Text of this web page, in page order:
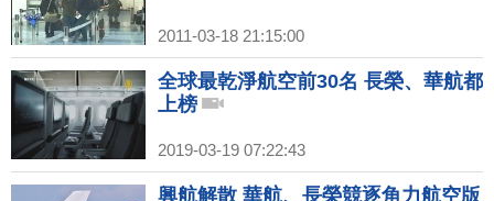
2011-03-18 21:15:00
全球最乾淨航空前30名 長榮、華航都
上榜
2019-03-19 07:22:43
興航解散 華航、長榮競逐角力航空版